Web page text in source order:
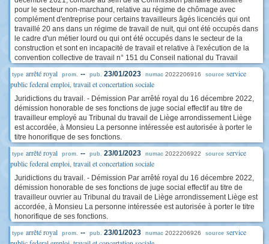
pour le secteur non-marchand, relative au régime de chômage avec
complément d'entreprise pour certains travailleurs âgés licenciés qui ont
travaillé 20 ans dans un régime de travail de nuit, qui ont été occupés dans
le cadre d'un métier lourd ou qui ont été occupés dans le secteur de la
construction et sont en incapacité de travail et relative à l'exécution de la
convention collective de travail n° 151 du Conseil national du Travail
type arrêté royal prom. -- pub. 23/01/2023 numac 2022206916 source service
public federal emploi, travail et concertation sociale
Juridictions du travail. - Démission Par arrêté royal du 16 décembre 2022,
démission honorable de ses fonctions de juge social effectif au titre de
travailleur employé au Tribunal du travail de Liège arrondissement Liège
est accordée, à Monsieu La personne intéressée est autorisée à porter le
titre honorifique de ses fonctions.
type arrêté royal prom. -- pub. 23/01/2023 numac 2022206922 source service
public federal emploi, travail et concertation sociale
Juridictions du travail. - Démission Par arrêté royal du 16 décembre 2022,
démission honorable de ses fonctions de juge social effectif au titre de
travailleur ouvrier au Tribunal du travail de Liège arrondissement Liège est
accordée, à Monsieu La personne intéressée est autorisée à porter le titre
honorifique de ses fonctions.
type arrêté royal prom. -- pub. 23/01/2023 numac 2022206926 source service